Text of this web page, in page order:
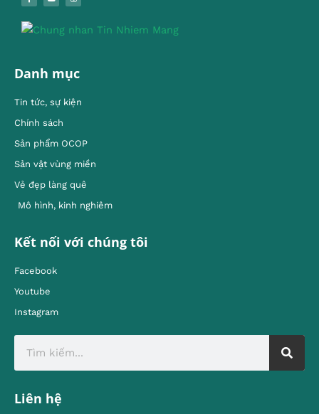
Danh mục
Tin tức, sự kiện
Chính sách
Sản phẩm OCOP
Sản vật vùng miền
Vẻ đẹp làng quê
Mô hình, kinh nghiêm
Kết nối với chúng tôi
Facebook
Youtube
Instagram
Liên hệ